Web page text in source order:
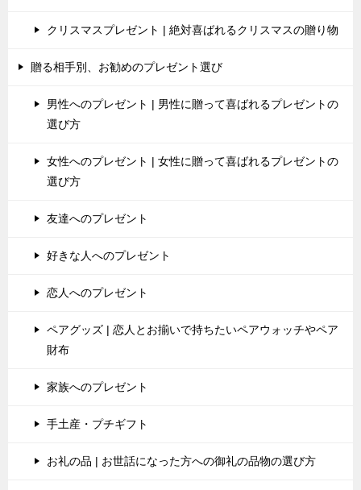
クリスマスプレゼント | 絶対喜ばれるクリスマスの贈り物
贈る相手別、お勧めのプレゼント選び
男性へのプレゼント | 男性に贈って喜ばれるプレゼントの
選び方
女性へのプレゼント | 女性に贈って喜ばれるプレゼントの
選び方
友達へのプレゼント
好きな人へのプレゼント
恋人へのプレゼント
ペアグッズ | 恋人とお揃いで持ちたいペアウォッチやペア
財布
家族へのプレゼント
手土産・プチギフト
お礼の品 | お世話になった方への御礼の品物の選び方